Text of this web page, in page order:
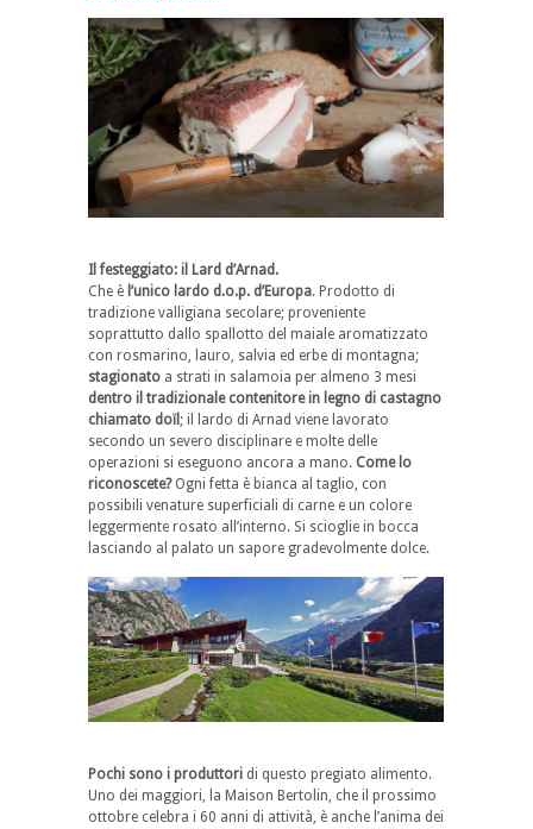
Il festeggiato: il Lard d’Arnad.
Che è l’unico lardo d.o.p. d’Europa. Prodotto di
tradizione valligiana secolare; proveniente
soprattutto dallo spallotto del maiale aromatizzato
con rosmarino, lauro, salvia ed erbe di montagna;
stagionato a strati in salamoia per almeno 3 mesi
dentro il tradizionale contenitore in legno di castagno
chiamato doïl ; il lardo di Arnad viene lavorato
secondo un severo disciplinare e molte delle
operazioni si eseguono ancora a mano. Come lo
riconoscete?Ogni fetta è bianca al taglio, con
possibili venature superficiali di carne e un colore
leggermente rosato all’interno. Si scioglie in bocca
lasciando al palato un sapore gradevolmente dolce.
Pochi sono i produttori di questo pregiato alimento.
Uno dei maggiori, la Maison Bertolin, che il prossimo
ottobre celebra i 60 anni di attività, è anche l’anima dei